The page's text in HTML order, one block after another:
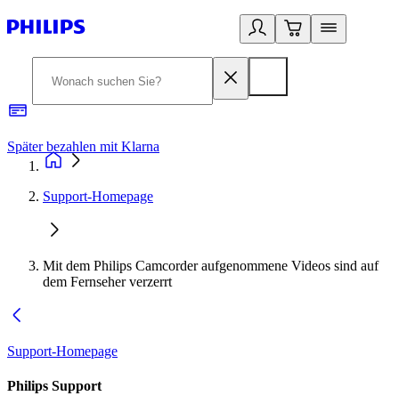
Später bezahlen mit Klarna
Support-Homepage
Mit dem Philips Camcorder aufgenommene Videos sind auf
dem Fernseher verzerrt
Support-Homepage
Philips Support